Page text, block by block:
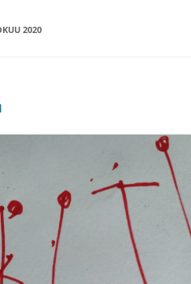
KOULUPÄIVÄT 2026–2027
2020